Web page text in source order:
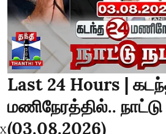
Last 24 Hours |
மணிநேரத்தில்.. நாட்டு
(03.08.2026)
X